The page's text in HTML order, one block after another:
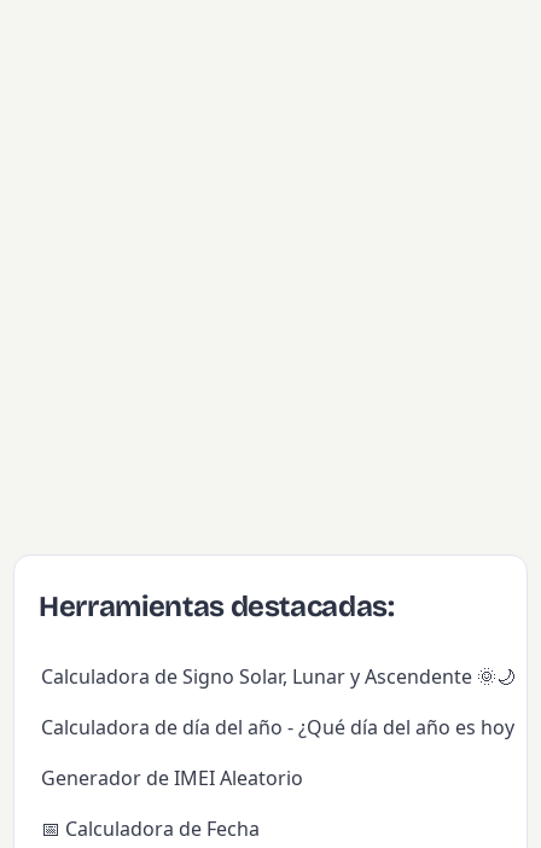
Herramientas destacadas:
Calculadora de Signo Solar, Lunar y Ascendente 🌞🌙✨
Calculadora de día del año - ¿Qué día del año es hoy?
Generador de IMEI Aleatorio
📅 Calculadora de Fecha